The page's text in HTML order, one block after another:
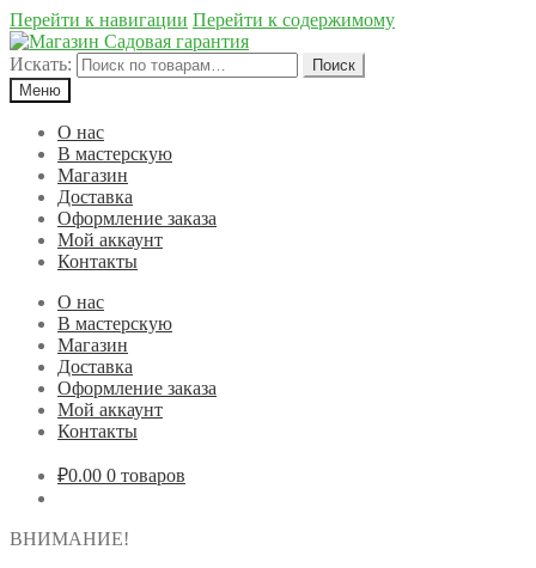
Перейти к навигации Перейти к содержимому
Искать:
Поиск
Меню
О нас
В мастерскую
Магазин
Доставка
Оформление заказа
Мой аккаунт
Контакты
О нас
В мастерскую
Магазин
Доставка
Оформление заказа
Мой аккаунт
Контакты
₽0.00 0 товаров
ВНИМАНИЕ!